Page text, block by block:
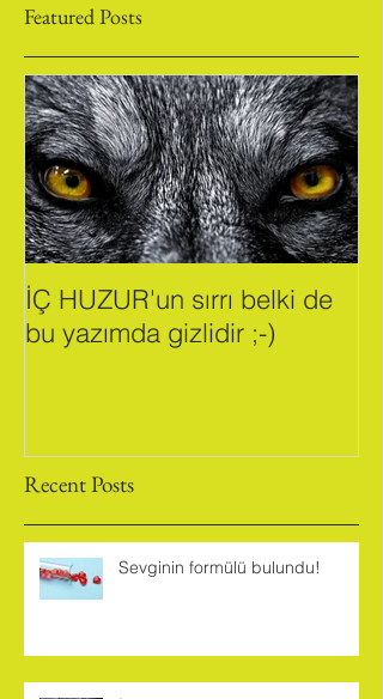
Featured Posts
İÇ HUZUR'un sırrı belki de
Recent Posts